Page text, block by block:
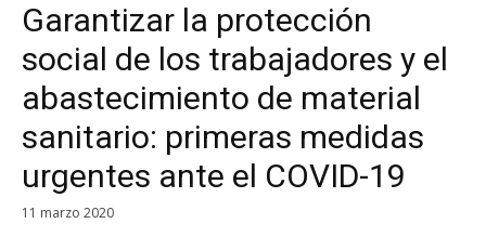
Garantizar la protección
social de los trabajadores y el
abastecimiento de material
sanitario: primeras medidas
urgentes ante el COVID-19
11 marzo 2020